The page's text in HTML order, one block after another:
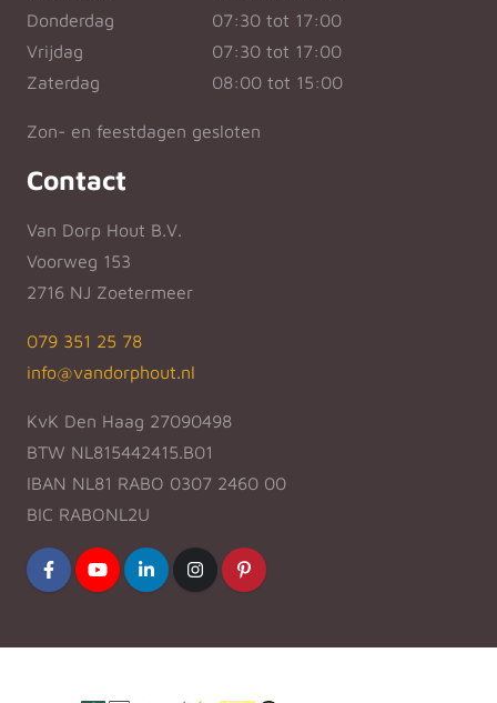
Donderdag
07:30 tot 17:00
Vrijdag
07:30 tot 17:00
Zaterdag
08:00 tot 15:00
Zon- en feestdagen gesloten
Contact
Van Dorp Hout B.V.
Voorweg 153
2716 NJ Zoetermeer
079 351 25 78
info@vandorphout.nl
KvK Den Haag 27090498
BTW NL815442415.B01
IBAN NL81 RABO 0307 2460 00
BIC RABONL2U